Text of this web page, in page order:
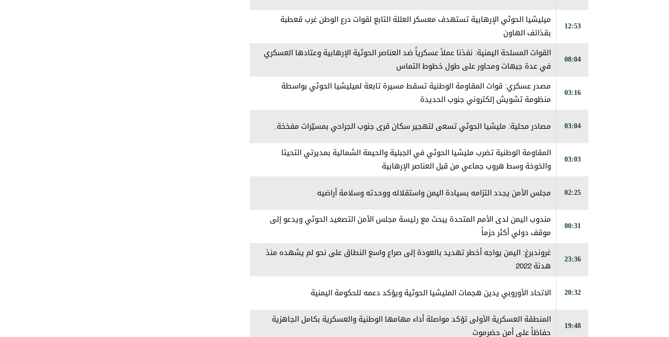
12:53
ميليشيا الحوثي الإرهابية تستهدف معسكر العللة التابع لقوات درع الوطن غرب قعطبة
بقذائف الهاون
08:04
القوات المسلحة اليمنية: نفذنا عملاً عسكرياً ضد العناصر الحوثية الإرهابية وعتادها العسكري
في عدة جبهات ومحاور على طول خطوط التماس
03:16
مصدر عسكري: قوات المقاومة الوطنية تسقط مسيرة تابعة لميليشيا الحوثي بواسطة
منظومة تشويش إلكتروني جنوب الحديدة
03:04 مصادر محلية: مليشيا الحوثي تسعى لتهجير سكان قرى جنوب الجراحي بمسيّرات مفخخة.
03:03
المقاومة الوطنية تضرب مليشيا الحوثي في الجبلية والحيمة الشمالية بمديرتي التحيتا
والخوخة وسط هروب جماعي من قبل العناصر الإرهابية
02:25 مجلس الأمن يجدد التزامه بسيادة اليمن واستقلاله ووحدته وسلامة أراضيه
00:31
مندوب اليمن لدى الأمم المتحدة يبحث مع رئيسة مجلس الأمن التصعيد الحوثي ويدعو إلى
موقف دولي أكثر حزماً
23:36
غروندبرغ: اليمن يواجه أخطر تهديد بالعودة إلى صراع واسع النطاق على نحو لم يشهده منذ
هدنة 2022
20:32 الاتحاد الأوروبي يدين هجمات المليشيا الحوثية ويؤكد دعمه للحكومة اليمنية
19:48
المنطقة العسكرية الأولى تؤكد مواصلة أداء مهامها الوطنية والعسكرية بكامل الجاهزية
حفاظاً على أمن حضرموت